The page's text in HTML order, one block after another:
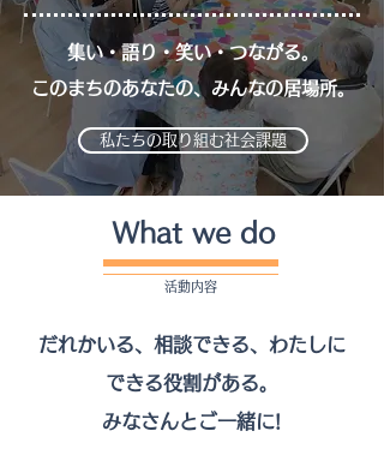
集い・語り・笑い・つながる。
このまちのあなたの、みんなの居場所。
私たちの取り組む社会課題
What we do
活動内容
だれかいる、相談できる、わたしに
できる役割がある。
みなさんとご一緒に!